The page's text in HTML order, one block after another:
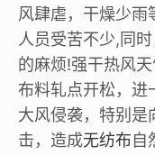
风肆虐，干燥少雨
人员受苦不少,同
的麻烦!强干热风
布料轧点开松，进
大风侵袭，特别是
击，造成无纺布自